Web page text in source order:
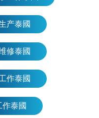
汶干府、武里南
梭通府、黎逸府、
菊府、廊开府、廊
查伦 可在曼谷
府、普吉岛、拉廊
、甲米府、春蓬
大年府 可在曼
产泰國
修泰國
作泰國
泰國